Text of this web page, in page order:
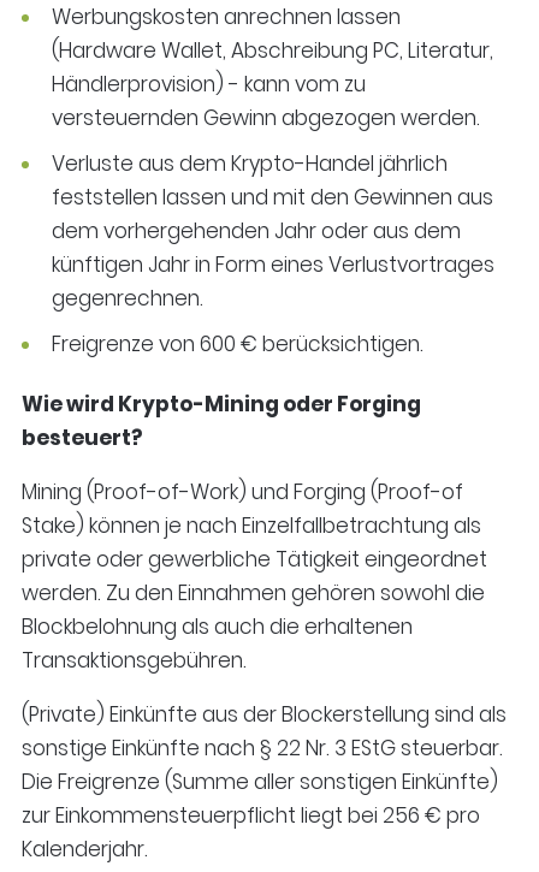
Werbungskosten anrechnen lassen
(Hardware Wallet, Abschreibung PC, Literatur,
Händlerprovision) - kann vom zu
versteuernden Gewinn abgezogen werden.
Verluste aus dem Krypto-Handel jährlich
feststellen lassen und mit den Gewinnen aus
dem vorhergehenden Jahr oder aus dem
künftigen Jahr in Form eines Verlustvortrages
gegenrechnen.
Freigrenze von 600 € berücksichtigen.
Wie wird Krypto-Mining oder Forging
besteuert?
Mining (Proof-of-Work) und Forging (Proof-of
Stake) können je nach Einzelfallbetrachtung als
private oder gewerbliche Tätigkeit eingeordnet
werden. Zu den Einnahmen gehören sowohl die
Blockbelohnung als auch die erhaltenen
Transaktionsgebühren.
(Private) Einkünfte aus der Blockerstellung sind als
sonstige Einkünfte nach § 22 Nr. 3 EStG steuerbar.
Die Freigrenze (Summe aller sonstigen Einkünfte)
zur Einkommensteuerpflicht liegt bei 256 € pro
Kalenderjahr.